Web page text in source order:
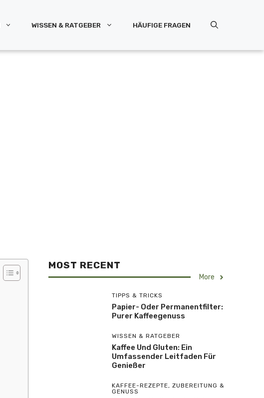
WISSEN & RATGEBER HÄUFIGE FRAGEN
MOST RECENT
More
TIPPS & TRICKS
Papier- Oder Permanentfilter:
Purer Kaffeegenuss
WISSEN & RATGEBER
Kaffee Und Gluten: Ein
Umfassender Leitfaden Für
Genießer
KAFFEE-REZEPTE, ZUBEREITUNG &
GENUSS